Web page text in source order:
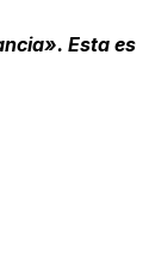
Esta es